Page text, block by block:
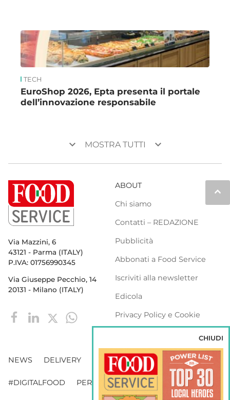
TECH
EuroShop 2026, Epta presenta il portale
dell’innovazione responsabile
keyboard_arrow_down MOSTRA TUTTI keyboard_arrow_down
keyboard_arrow_up
Via Mazzini, 6
43121 - Parma (ITALY)
P.IVA: 01756990345
Via Giuseppe Pecchio, 14
20131 - Milano (ITALY)
ABOUT
Chi siamo
Contatti – REDAZIONE
Pubblicità
Abbonati a Food Service
Iscriviti alla newsletter
Edicola
Privacy Policy e Cookie
NEWS DELIVERY DISTRIBUZIONE
#DIGITALFOOD PERSONE WEBINAR VENDING
CHIUDI